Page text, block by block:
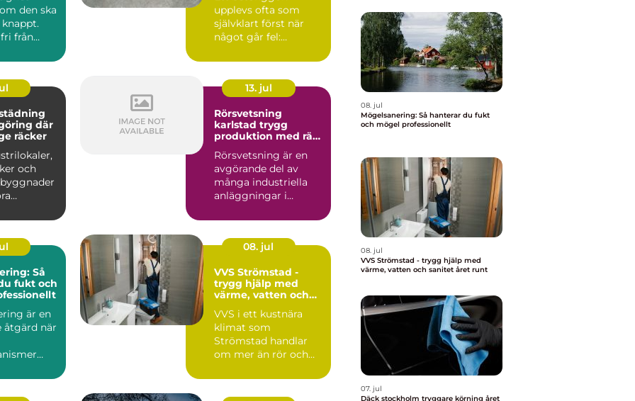
den ska
från
upplevs ofta som
självklart först när
något går fel:
ojämnheter eller...
där
räcker
och
13. jul
Rörsvetsning
karlstad trygg
produktion med rätt
Rörsvetsning är en
avgörande del av
många industriella
anläggningar i
Bakom var...
Så
fukt och
är en
åtgärd när
08. jul
VVS Strömstad -
trygg hjälp med
värme, vatten och
VVS i ett kustnära
klimat som
Strömstad handlar
om mer än rör och
08. jul
Mögelsanering: Så hanterar du fukt
och mögel professionellt
08. jul
VVS Strömstad - trygg hjälp med
värme, vatten och sanitet året runt
07. jul
Däck stockholm tryggare körning året